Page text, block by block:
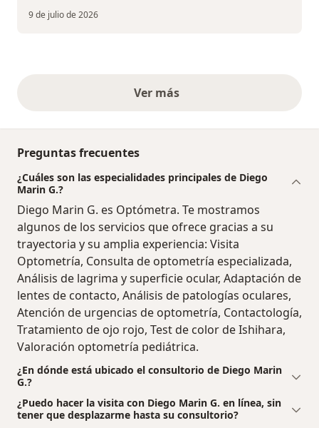
9 de julio de 2026
Ver másopiniones anteriores
Preguntas frecuentes
¿Cuáles son las especialidades principales de Diego
Marin G.?
Diego Marin G. es Optómetra. Te mostramos
algunos de los servicios que ofrece gracias a su
trayectoria y su amplia experiencia: Visita
Optometría, Consulta de optometría especializada,
Análisis de lagrima y superficie ocular, Adaptación de
lentes de contacto, Análisis de patologías oculares,
Atención de urgencias de optometría, Contactología,
Tratamiento de ojo rojo, Test de color de Ishihara,
Valoración optometría pediátrica.
¿En dónde está ubicado el consultorio de Diego Marin
G.?
¿Puedo hacer la visita con Diego Marin G. en línea, sin
tener que desplazarme hasta su consultorio?